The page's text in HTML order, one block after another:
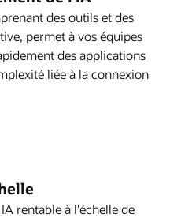
des outils et des
permet à vos équipes
des applications
liée à la connexion
rentable à l'échelle de